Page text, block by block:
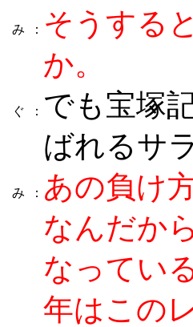
み ： そうする
か。
ぐ ： でも宝塚
ばれるサ
み ： あの負け
なんだか
なってい
年はこの